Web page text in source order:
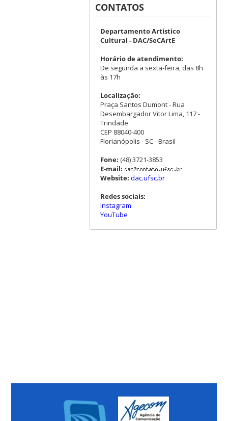
CONTATOS
Departamento Artístico
Cultural - DAC/SeCArtE
Horário de atendimento:
De segunda a sexta-feira, das 8h
às 17h
Localização:
Praça Santos Dumont - Rua
Desembargador Vitor Lima, 117 -
Trindade
CEP 88040-400
Florianópolis - SC - Brasil
Fone: (48) 3721-3853
E-mail:
Website: dac.ufsc.br
Redes sociais:
Instagram
YouTube